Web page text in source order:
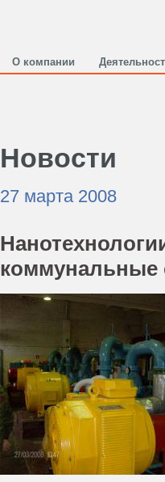
О компании
Новости
27 марта 2008
коммунальные